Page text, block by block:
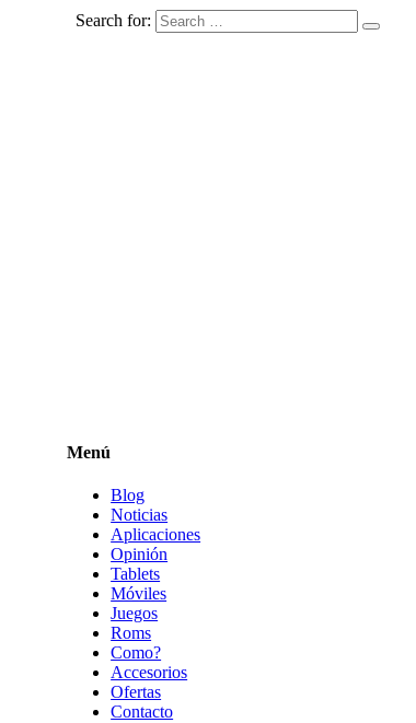
Search for:
Menú
Blog
Noticias
Aplicaciones
Opinión
Tablets
Móviles
Juegos
Roms
Como?
Accesorios
Ofertas
Contacto